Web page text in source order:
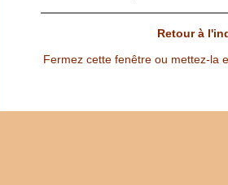
Retour à
Fermez cette fenêtre ou mettez-la